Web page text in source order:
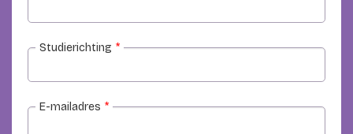
Studierichting *
E-mailadres *